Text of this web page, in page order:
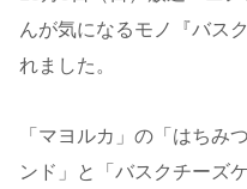
んが気になるモノ『バス
れました。
「マヨルカ」の「はちみ
ンド」と「バスクチーズ